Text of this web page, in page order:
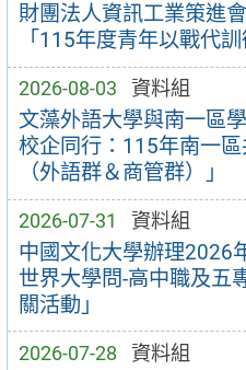
財團法人資訊工業策進
「115年度青年以戰代
2026-08-03 資料組
文藻外語大學與南一區
校企同行：115年南一
（外語群＆商管群）」
2026-07-31 資料組
中國文化大學辦理2026
世界大學問-高中職及五
關活動」
2026-07-28 資料組